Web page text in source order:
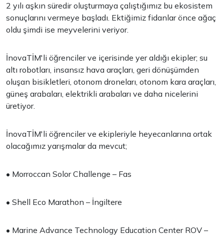
2 yılı aşkın süredir oluşturmaya çalıştığımız bu ekosistem
sonuçlarını vermeye başladı. Ektiğimiz fidanlar önce ağaç
oldu şimdi ise meyvelerini veriyor.
İnovaTİM'li öğrenciler ve içerisinde yer aldığı ekipler; su
altı robotları, insansız hava araçları, geri dönüşümden
oluşan bisikletleri, otonom droneları, otonom kara araçları,
güneş arabaları, elektrikli arabaları ve daha nicelerini
üretiyor.
İnovaTİM'li öğrenciler ve ekipleriyle heyecanlarına ortak
olacağımız yarışmalar da mevcut;
• Morroccan Solor Challenge – Fas
• Shell Eco Marathon – İngiltere
• Marine Advance Technology Education Center ROV –